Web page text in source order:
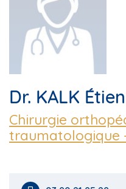
Dr. KALK
Chirurgie
traumatologique